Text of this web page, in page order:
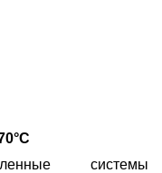
системы